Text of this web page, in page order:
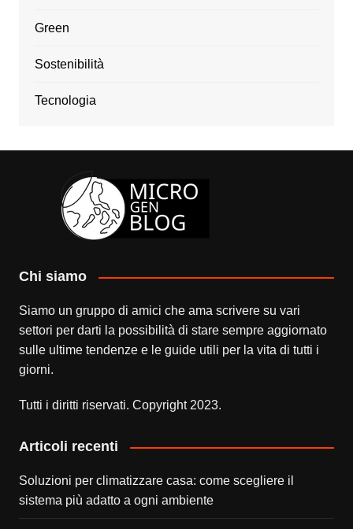
Green
Sostenibilità
Tecnologia
Chi siamo
Siamo un gruppo di amici che ama scrivere su vari
settori per darti la possibilità di stare sempre aggiornato
sulle ultime tendenze e le guide utili per la vita di tutti i
giorni.
Tutti i diritti riservati. Copyright 2023.
Articoli recenti
Soluzioni per climatizzare casa: come scegliere il
sistema più adatto a ogni ambiente